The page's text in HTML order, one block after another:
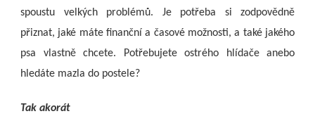
spoustu velkých problémů. Je potřeba si zodpovědně
přiznat, jaké máte finanční a časové možnosti, a také jakého
psa vlastně chcete. Potřebujete ostrého hlídače anebo
hledáte mazla do postele?
Tak akorát